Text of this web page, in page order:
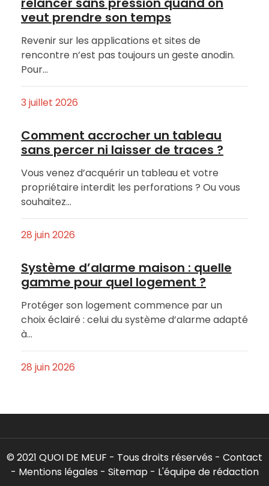
veut prendre son temps
Revenir sur les applications et sites de
rencontre n’est pas toujours un geste anodin.
Pour…
3 juillet 2026
Comment accrocher un tableau
sans percer ni laisser de traces ?
Vous venez d’acquérir un tableau et votre
propriétaire interdit les perforations ? Ou vous
souhaitez…
28 juin 2026
Système d’alarme maison : quelle
gamme pour quel logement ?
Protéger son logement commence par un
choix éclairé : celui du système d’alarme adapté
à…
28 juin 2026
© 2021 QUOI DE MEUF - Tous droits réservés - Contact
- Mentions légales - Sitemap- L'équipe de rédaction